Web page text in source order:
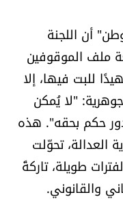
أن اللجنة
ملف الموقوفين
للبت فيها، إلا
"لا يُمكن
حكم بحقه". هذه
العدالة، تحوّلت
طويلة، تاركةً
والقانوني.